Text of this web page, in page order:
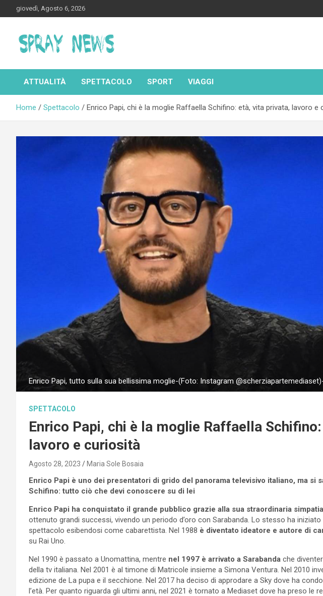
to
giovedì, Agosto 6, 2026
Spraynews.it
ATTUALITÀ SPETTACOLO SPORT VIAGGI
Home Spettacolo Enrico Papi, chi è la moglie Raffaella Schifino: età, vita privata, lavoro e
Enrico Papi, tutto sulla sua bellissima moglie-(Foto: Instagram
SPETTACOLO
Enrico Papi, chi è la moglie Raffaella
lavoro e curiosità
Agosto 28, 2023 Maria Sole Bosaia
Enrico Papi è uno dei presentatori di grido del panorama televisivo italiano, ma si
Schifino: tutto ciò che devi conoscere su di lei
Enrico Papi ha conquistato il grande pubblico grazie alla sua straordinaria simpatia
ottenuto grandi successi, vivendo un periodo d’oro con Sarabanda. Lo stesso ha
spettacolo esibendosi come cabarettista. Nel 1988 è diventato ideatore e autore di
su Rai Uno.
Nel 1990 è passato a Unomattina, mentre nel 1997 è arrivato a Sarabanda che
della tv italiana. Nel 2001 è al timone di Matricole insieme a Simona Ventura. Nel 2010
edizione de La pupa e il secchione. Nel 2017 ha deciso di approdare a Sky dove ha
l’età. Per quanto riguarda gli ultimi anni, nel 2021 è tornato a Mediaset dove ha preso le